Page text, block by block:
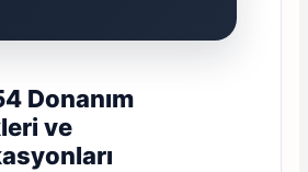
Donanım
ve